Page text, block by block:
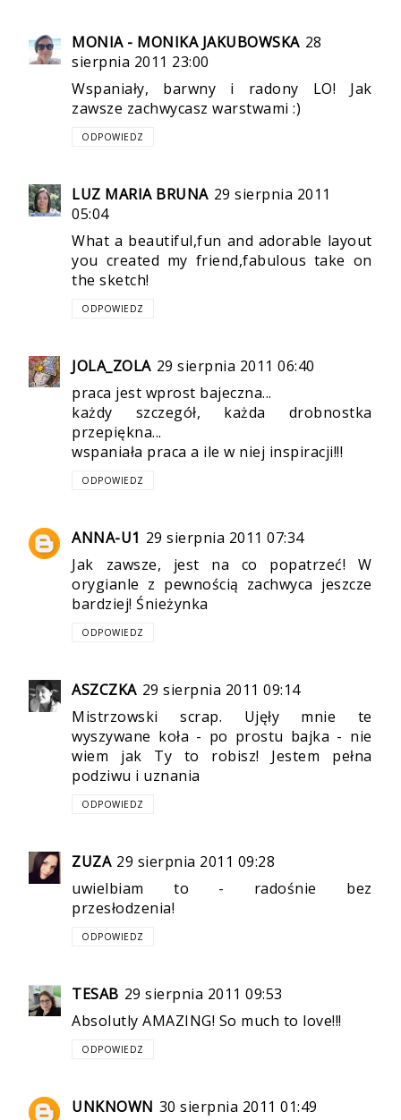
MONIA - MONIKA JAKUBOWSKA 28
sierpnia 2011 23:00
Wspaniały, barwny i radony LO! Jak
zawsze zachwycasz warstwami :)
ODPOWIEDZ
LUZ MARIA BRUNA 29 sierpnia 2011
05:04
What a beautiful,fun and adorable layout
you created my friend,fabulous take on
the sketch!
ODPOWIEDZ
JOLA_ZOLA 29 sierpnia 2011 06:40
praca jest wprost bajeczna...
każdy szczegół, każda drobnostka
przepiękna...
wspaniała praca a ile w niej inspiracji!!!
ODPOWIEDZ
ANNA-U1 29 sierpnia 2011 07:34
Jak zawsze, jest na co popatrzeć! W
orygianle z pewnością zachwyca jeszcze
bardziej! Śnieżynka
ODPOWIEDZ
ASZCZKA 29 sierpnia 2011 09:14
Mistrzowski scrap. Ujęły mnie te
wyszywane koła - po prostu bajka - nie
wiem jak Ty to robisz! Jestem pełna
podziwu i uznania
ODPOWIEDZ
ZUZA 29 sierpnia 2011 09:28
uwielbiam to - radośnie bez
przesłodzenia!
ODPOWIEDZ
TESAB 29 sierpnia 2011 09:53
Absolutly AMAZING! So much to love!!!
ODPOWIEDZ
UNKNOWN 30 sierpnia 2011 01:49